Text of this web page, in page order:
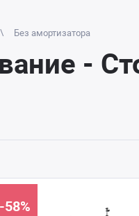
Без амортизатора
-
-58%